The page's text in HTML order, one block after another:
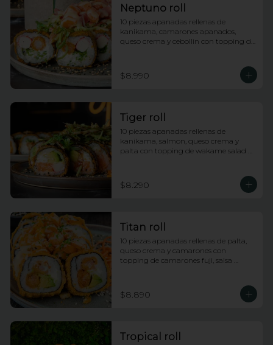
Neptuno roll
10 piezas apanadas rellenas de
kanikama, camarones apanados,
queso crema y cebollin con topping de
$8.990
Tiger roll
10 piezas apanadas rellenas de
kanikama, salmon, queso crema y
palta con topping de wakame salad y
$8.290
Titan roll
10 piezas apanadas rellenas de palta,
queso crema y camarones con
topping de camarones fuji, salsa
$8.890
Tropical roll